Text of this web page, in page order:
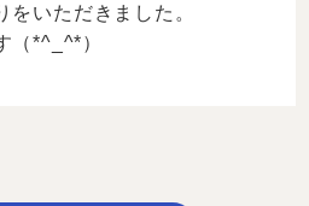
いただきました。
（*^_^*）